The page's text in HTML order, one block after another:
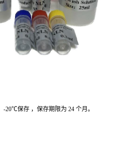
-20℃保存 ，保存期限为 24 个月。